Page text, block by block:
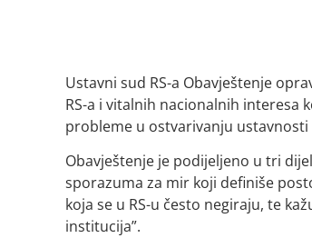
Ustavni sud RS-a Obavještenje
RS-a i vitalnih nacionalnih interesa
probleme u ostvarivanju
Obavještenje je podijeljeno u tri
sporazuma za mir koji definiše
koja se u RS-u često negiraju, te
institucija”.